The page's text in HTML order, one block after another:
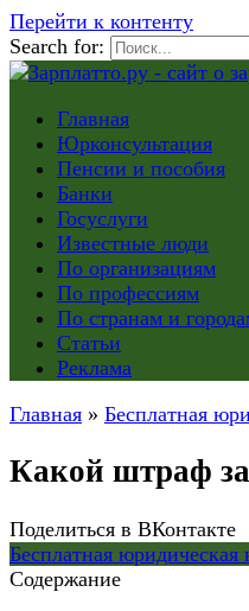
Перейти к контенту
Search for:
Главная
Юрконсультация
Пенсии и пособия
Банки
Госуслуги
Известные люди
По организациям
По профессиям
По странам и
Статьи
Реклама
Главная » Бесплатная
Какой штраф за
Поделиться в ВКонтакте
Бесплатная юридическая
Содержание